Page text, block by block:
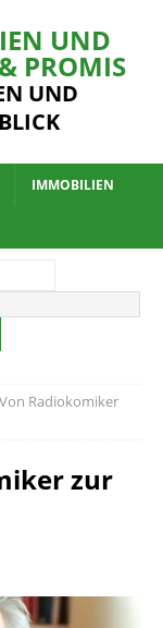
UND
PROMIS
UND
IMMOBILIEN
Radiokomiker
zur